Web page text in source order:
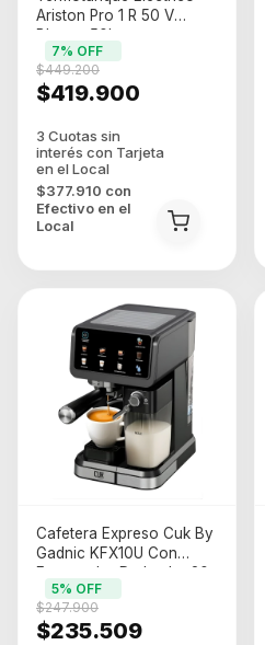
Ariston Pro 1 R 50 V
Blanco 50l
$419.900
$449.200
7% OFF
$377.910 con
Efectivo en el
Local
Cafetera Expreso Cuk By
Gadnic KFX10U Con
Espumador De Leche 20
Bar (CAFEXP31)
$235.509
$247.900
5% OFF